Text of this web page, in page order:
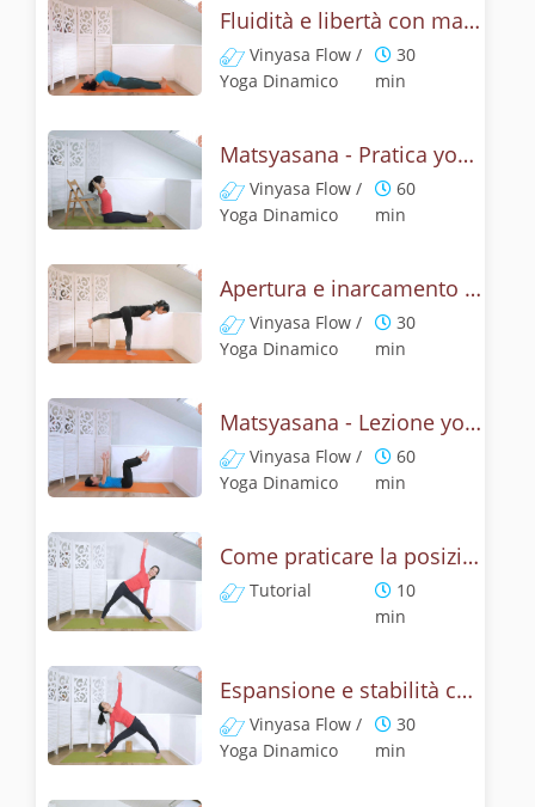
Fluidità e libertà con matsyasana, la posizione del pesce
Vinyasa Flow /
Yoga Dinamico
30
min
Matsyasana - Pratica yoga con la tecnica della posizione del pesce
Vinyasa Flow /
Yoga Dinamico
60
min
Apertura e inarcamento con la posizione del pesce
Vinyasa Flow /
Yoga Dinamico
30
min
Matsyasana - Lezione yoga con la mitologia della posizione del pescie
Vinyasa Flow /
Yoga Dinamico
60
min
Come praticare la posizione del triangolo? Tutorial di Utthita e Privritta Trikonasana
Tutorial
10
min
Espansione e stabilità con la posizione del triangolo, Utthita Trikonasana
Vinyasa Flow /
Yoga Dinamico
30
min